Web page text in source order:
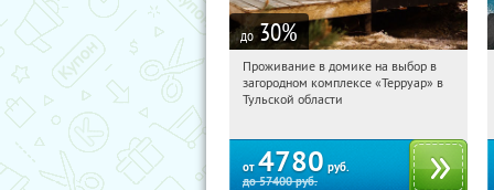
до 30%
19:36:18 Купили:
Тульская обл., Ясногорский р-н, с.
Проживание в домике на выбор в
загородном комплексе «Терруар» в
Тульской области
от 4780 руб.
до57400руб.